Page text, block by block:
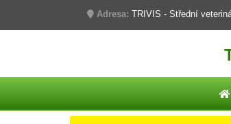
Adresa: TRIVIS - Střední